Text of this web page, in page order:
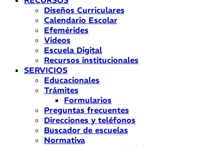
Diseños Curriculares
Calendario Escolar
Efemérides
Videos
Escuela Digital
Recursos institucionales
SERVICIOS
Educacionales
Trámites
Formularios
Preguntas frecuentes
Direcciones y teléfonos
Buscador de escuelas
Normativa